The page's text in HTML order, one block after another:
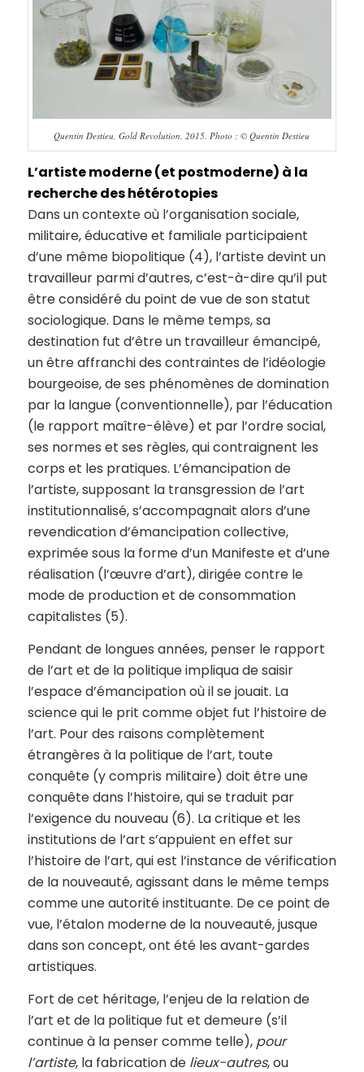
Quentin Destieu, Gold Revolution, 2015. Photo : © Quentin Destieu
L’artiste moderne (et postmoderne) à la
recherche des hétérotopies
Dans un contexte où l’organisation sociale,
militaire, éducative et familiale participaient
d’une même biopolitique (4), l’artiste devint un
travailleur parmi d’autres, c’est-à-dire qu’il put
être considéré du point de vue de son statut
sociologique. Dans le même temps, sa
destination fut d’être un travailleur émancipé,
un être affranchi des contraintes de l’idéologie
bourgeoise, de ses phénomènes de domination
par la langue (conventionnelle), par l’éducation
(le rapport maître-élève) et par l’ordre social,
ses normes et ses règles, qui contraignent les
corps et les pratiques. L’émancipation de
l’artiste, supposant la transgression de l’art
institutionnalisé, s’accompagnait alors d’une
revendication d’émancipation collective,
exprimée sous la forme d’un Manifeste et d’une
réalisation (l’œuvre d’art), dirigée contre le
mode de production et de consommation
capitalistes (5).
Pendant de longues années, penser le rapport
de l’art et de la politique impliqua de saisir
l’espace d’émancipation où il se jouait. La
science qui le prit comme objet fut l’histoire de
l’art. Pour des raisons complètement
étrangères à la politique de l’art, toute
conquête (y compris militaire) doit être une
conquête dans l’histoire, qui se traduit par
l’exigence du nouveau (6). La critique et les
institutions de l’art s’appuient en effet sur
l’histoire de l’art, qui est l’instance de vérification
de la nouveauté, agissant dans le même temps
comme une autorité instituante. De ce point de
vue, l’étalon moderne de la nouveauté, jusque
dans son concept, ont été les avant-gardes
artistiques.
Fort de cet héritage, l’enjeu de la relation de
l’art et de la politique fut et demeure (s’il
continue à la penser comme telle),pour
l’artiste, la fabrication de lieux-autres, ou